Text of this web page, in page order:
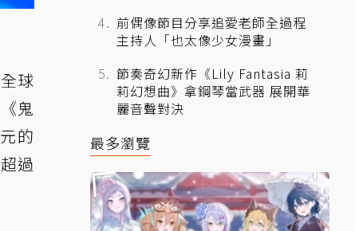
球
鬼
的
過
前偶像節目分享追愛老師全過程
主持人「也太像少女漫畫」
節奏奇幻新作《Lily Fantasia 莉
莉幻想曲》拿鋼琴當武器 展開華
麗音聲對決
最多瀏覽